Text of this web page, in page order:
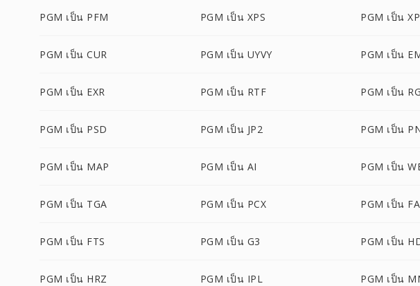
PGM เป็น PFM PGM เป็น XPS PGM เป็น
PGM เป็น CUR PGM เป็น UYVY PGM เป็น
PGM เป็น EXR PGM เป็น RTF PGM เป็น
PGM เป็น PSD PGM เป็น JP2 PGM เป็น
PGM เป็น MAP PGM เป็น AI PGM เป็น
PGM เป็น TGA PGM เป็น PCX PGM เป็น
PGM เป็น FTS PGM เป็น G3 PGM เป็น
PGM เป็น HRZ PGM เป็น IPL PGM เป็น